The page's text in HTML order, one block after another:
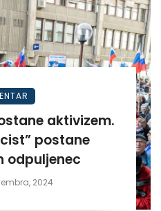
aktivizem.
odpuljenec
2024